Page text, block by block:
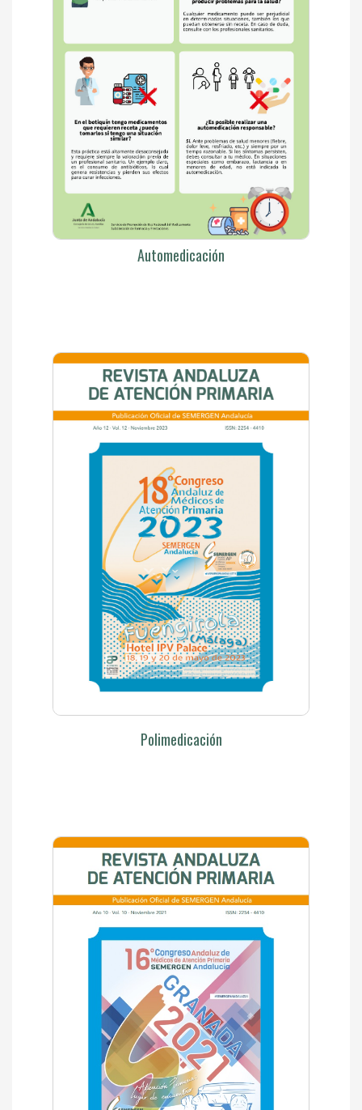
Automedicación
Polimedicación